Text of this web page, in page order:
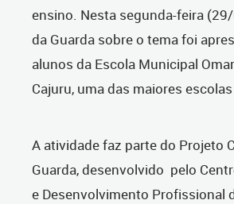
ensino. Nesta segunda-feira
da Guarda sobre o tema foi
alunos da Escola Municipal
Cajuru, uma das maiores
A atividade faz parte do Projeto
Guarda, desenvolvido pelo
e Desenvolvimento Profissional